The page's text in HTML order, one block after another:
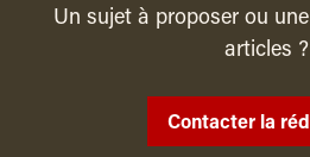
Un sujet à proposer ou
articles ?
Contacter la